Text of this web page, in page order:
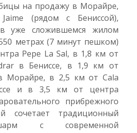
на продажу в Морайре,
(рядом с Бениссой),
в уже сложившемся жилом
метрах (7 минут пешком)
Pepe La Sal, в 1,8 км от
в Бениссе, в 1,9 км от
Морайре, в 2,5 км от Cala
и в 3,5 км от центра
прибрежного
сочетает традиционный
с современной